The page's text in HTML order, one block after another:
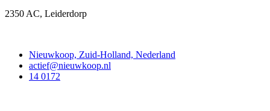
2350 AC, Leiderdorp
Nieuwkoop, Zuid-Holland, Nederland
actief@nieuwkoop.nl
14 0172